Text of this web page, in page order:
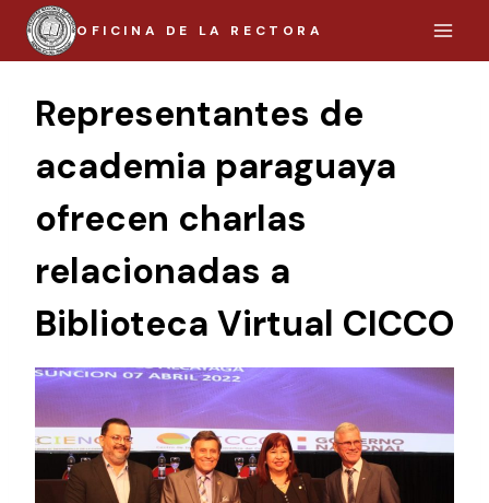
Saltar
contenido
OFICINA DE LA RECTORA
Representantes de
academia paraguaya
ofrecen charlas
relacionadas a
Biblioteca Virtual CICCO